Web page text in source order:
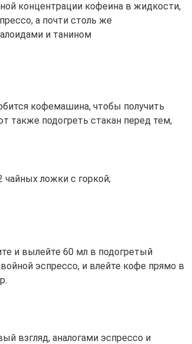
концентрации кофеина в жидкости,
а почти столь же
и танином
кофемашина, чтобы получить
также подогреть стакан перед тем,
ложки с горкой;
и вылейте 60 мл в подогретый
эспрессо, и влейте кофе прямо в
взгляд, аналогами эспрессо и